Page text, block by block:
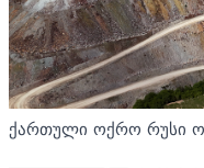
ქართული ოქრო რუსი